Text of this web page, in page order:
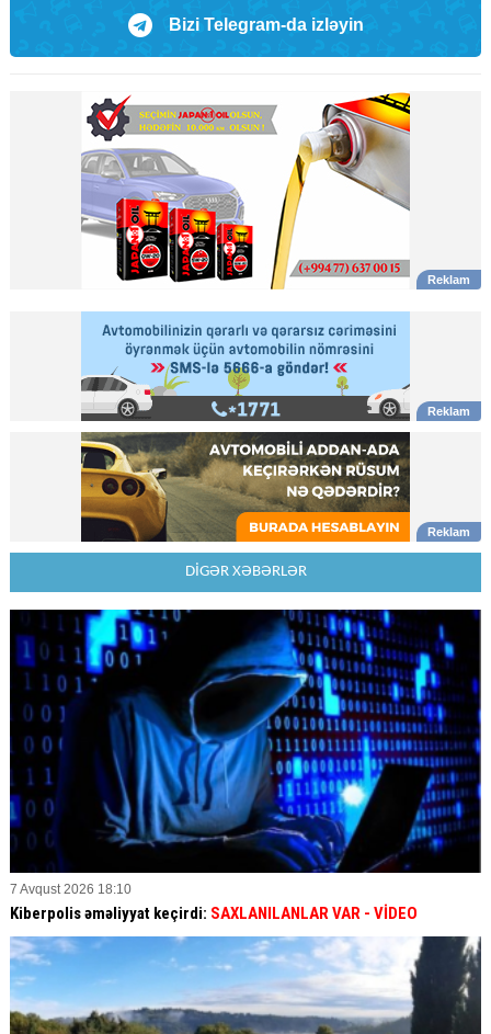
Bizi Telegram-da izləyin
DİGƏR XƏBƏRLƏR
7 Avqust 2026 18:10
Kiberpolis əməliyyat keçirdi: SAXLANILANLAR VAR - VİDEO